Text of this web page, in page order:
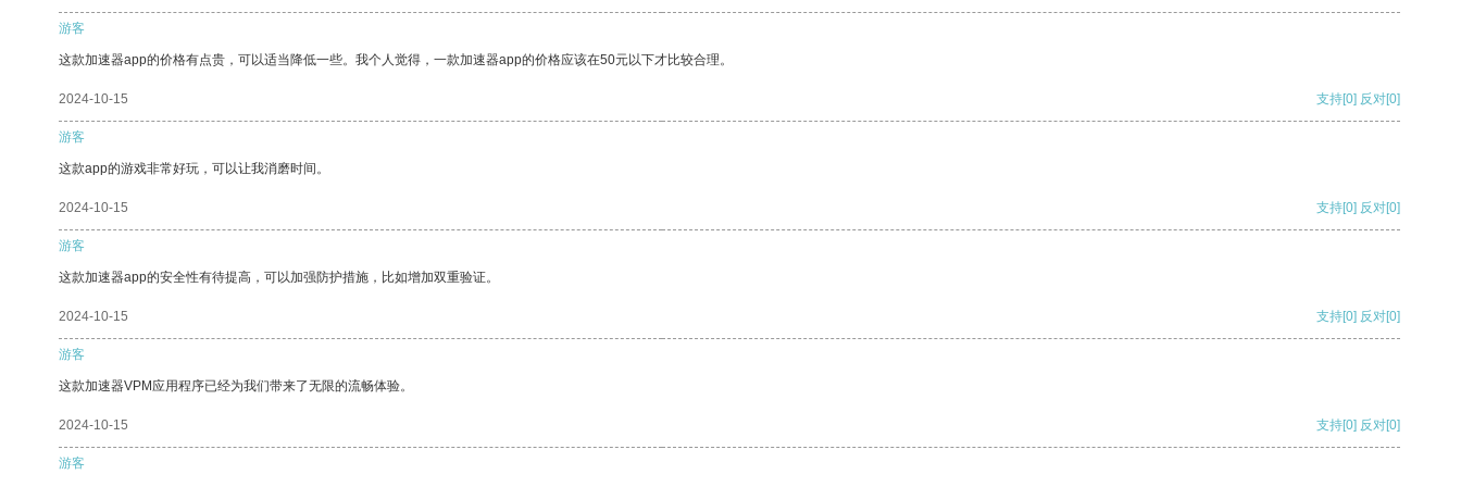
游客
这款加速器app的价格有点贵，可以适当降低一些。我个人觉得，一款加速器app的价格应该在50元以下才比较合理。
2024-10-15 支持[0] 反对[0]
游客
这款app的游戏非常好玩，可以让我消磨时间。
2024-10-15 支持[0] 反对[0]
游客
这款加速器app的安全性有待提高，可以加强防护措施，比如增加双重验证。
2024-10-15 支持[0] 反对[0]
游客
这款加速器VPM应用程序已经为我们带来了无限的流畅体验。
2024-10-15 支持[0] 反对[0]
游客